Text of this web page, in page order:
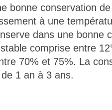
bonne conservation
à une
dans une bonne
comprise entre
70% et 75%. La
1 an à 3 ans.